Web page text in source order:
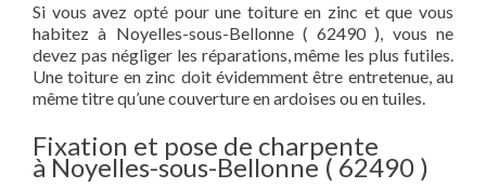
Si vous avez opté pour une toiture en zinc et que vous
habitez à Noyelles-sous-Bellonne ( 62490 ), vous ne
devez pas négliger les réparations, même les plus futiles.
Une toiture en zinc doit évidemment être entretenue, au
même titre qu’une couverture en ardoises ou en tuiles.
Fixation et pose de charpente
à Noyelles-sous-Bellonne ( 62490 )